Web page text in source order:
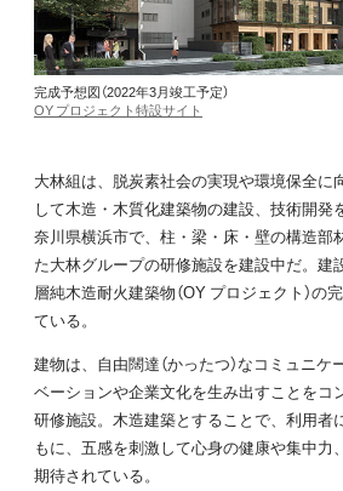
完成予想図（2022年3月竣工予定）
OY プロジェクト特設サイト
大林組は、脱炭素社会の実現や環境保全に
して木造・木質化建築物の建設、技術開発
奈川県横浜市で、柱・梁・床・壁の構造部
た大林グループの研修施設を建設中だ。建
層純木造耐火建築物（OY プロジェクト）の
ている。
建物は、自由闊達（かったつ）なコミュニ
ベーションや企業文化を生み出すことをコ
研修施設。木造建築とすることで、利用者
もに、五感を刺激して心身の健康や集中力
期待されている。